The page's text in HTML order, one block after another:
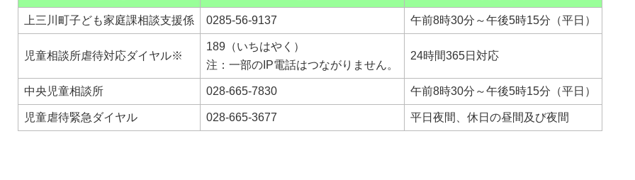
上三川町子ども家庭課相談支援係 0285-56-9137 午前8時30分～午後5時15分（平日）
児童相談所虐待対応ダイヤル※
189（いちはやく）
注：一部のIP電話はつながりません。
24時間365日対応
中央児童相談所 028-665-7830 午前8時30分～午後5時15分（平日）
児童虐待緊急ダイヤル 028-665-3677 平日夜間、休日の昼間及び夜間